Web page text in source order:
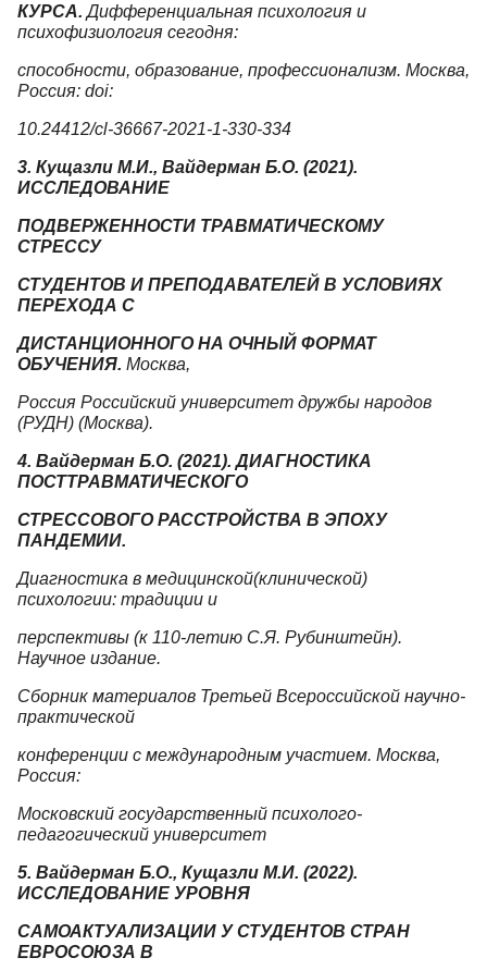
КУРСА.Дифференциальная психология и
психофизиология сегодня:
способности, образование, профессионализм. Москва,
Россия: doi:
10.24412/cl-36667-2021-1-330-334
3. Кущазли М.И., Вайдерман Б.О. (2021).
ИССЛЕДОВАНИЕ
ПОДВЕРЖЕННОСТИ ТРАВМАТИЧЕСКОМУ
СТРЕССУ
СТУДЕНТОВ И ПРЕПОДАВАТЕЛЕЙ В УСЛОВИЯХ
ПЕРЕХОДА С
ДИСТАНЦИОННОГО НА ОЧНЫЙ ФОРМАТ
ОБУЧЕНИЯ. Москва,
Россия Российский университет дружбы народов
(РУДН) (Москва).
4. Вайдерман Б.О. (2021). ДИАГНОСТИКА
ПОСТТРАВМАТИЧЕСКОГО
СТРЕССОВОГО РАССТРОЙСТВА В ЭПОХУ
ПАНДЕМИИ.
Диагностика в медицинской(клинической)
психологии: традиции и
перспективы (к 110-летию С.Я. Рубинштейн).
Научное издание.
Сборник материалов Третьей Всероссийской научно-
практической
конференции с международным участием. Москва,
Россия:
Московский государственный психолого-
педагогический университет
5. Вайдерман Б.О., Кущазли М.И. (2022).
ИССЛЕДОВАНИЕ УРОВНЯ
САМОАКТУАЛИЗАЦИИ У СТУДЕНТОВ СТРАН
ЕВРОСОЮЗА В